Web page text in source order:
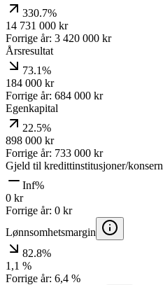
330.7%
14 731 000 kr
Forrige år: 3 420 000 kr
Årsresultat
73.1%
184 000 kr
Forrige år: 684 000 kr
Egenkapital
22.5%
898 000 kr
Forrige år: 733 000 kr
Gjeld til kredittinstitusjoner/konsern
Inf%
0 kr
Forrige år: 0 kr
Lønnsomhetsmargin
82.8%
1,1 %
Forrige år: 6,4 %